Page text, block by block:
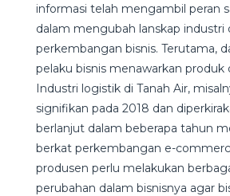
informasi telah mengambil peran
dalam mengubah lanskap industri
perkembangan bisnis. Terutama,
pelaku bisnis menawarkan produk
Industri logistik di Tanah Air,
signifikan pada 2018 dan
berlanjut dalam beberapa tahun
berkat perkembangan e-
produsen perlu melakukan
perubahan dalam bisnisnya agar